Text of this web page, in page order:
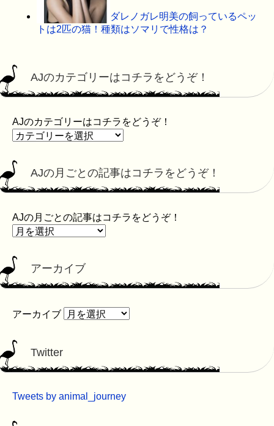
ダレノガレ明美の飼っているペッ
トは2匹の猫！種類はソマリで性格は？
AJのカテゴリーはコチラをどうぞ！
AJのカテゴリーはコチラをどうぞ！
AJの月ごとの記事はコチラをどうぞ！
AJの月ごとの記事はコチラをどうぞ！
アーカイブ
アーカイブ
Twitter
Tweets by animal_journey